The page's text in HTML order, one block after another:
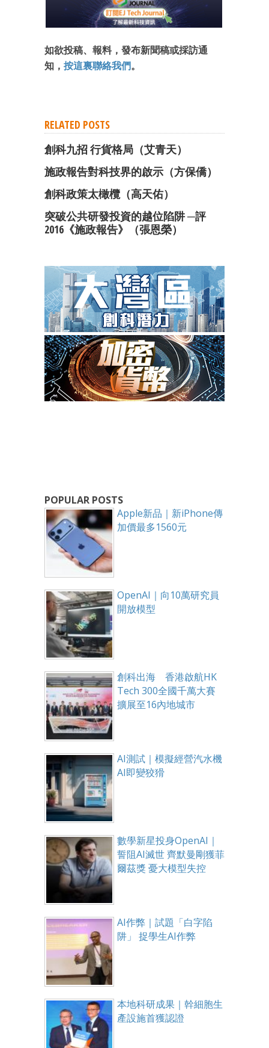
如欲投稿、報料，發布新聞稿或採訪通
知， 按這裏聯絡我們。
RELATED POSTS
創科九招 行貨格局（艾青天）
施政報告對科技界的啟示（方保僑）
創科政策太橄欖（高天佑）
突破公共研發投資的越位陷阱 ─評
2016《施政報告》（張恩榮）
POPULAR POSTS
Apple新品｜新iPhone傳
加價最多1560元
OpenAI｜向10萬研究員
開放模型
創科出海 香港啟航HK
Tech 300全國千萬大賽
擴展至16內地城市
AI測試｜模擬經營汽水機
AI即變狡猾
數學新星投身OpenAI｜
誓阻AI滅世 齊默曼剛獲菲
爾茲獎 憂大模型失控
AI作弊｜試題「白字陷
阱」 捉學生AI作弊
本地科研成果｜幹細胞生
產設施首獲認證